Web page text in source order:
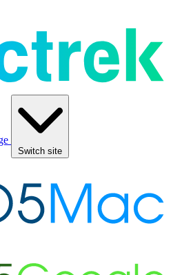
Switch site